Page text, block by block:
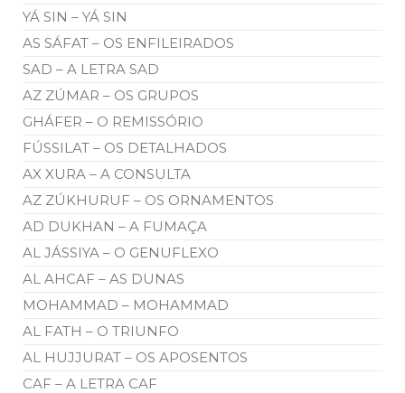
YÁ SIN – YÁ SIN
AS SÁFAT – OS ENFILEIRADOS
SAD – A LETRA SAD
AZ ZÚMAR – OS GRUPOS
GHÁFER – O REMISSÓRIO
FÚSSILAT – OS DETALHADOS
AX XURA – A CONSULTA
AZ ZÚKHURUF – OS ORNAMENTOS
AD DUKHAN – A FUMAÇA
AL JÁSSIYA – O GENUFLEXO
AL AHCAF – AS DUNAS
MOHAMMAD – MOHAMMAD
AL FATH – O TRIUNFO
AL HUJJURAT – OS APOSENTOS
CAF – A LETRA CAF